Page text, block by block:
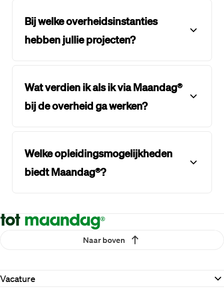
Bij welke overheidsinstanties
hebben jullie projecten?
Wat verdien ik als ik via Maandag®
bij de overheid ga werken?
Welke opleidingsmogelijkheden
biedt Maandag®?
Naar boven
Vacature